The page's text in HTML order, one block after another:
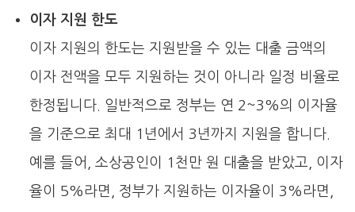
이자 지원 한도
이자 지원의 한도는 지원받을 수 있는 대출 금액의
이자 전액을 모두 지원하는 것이 아니라 일정 비율로
한정됩니다. 일반적으로 정부는 연 2~3%의 이자율
을 기준으로 최대 1년에서 3년까지 지원을 합니다.
예를 들어, 소상공인이 1천만 원 대출을 받았고, 이자
율이 5%라면, 정부가 지원하는 이자율이 3%라면,